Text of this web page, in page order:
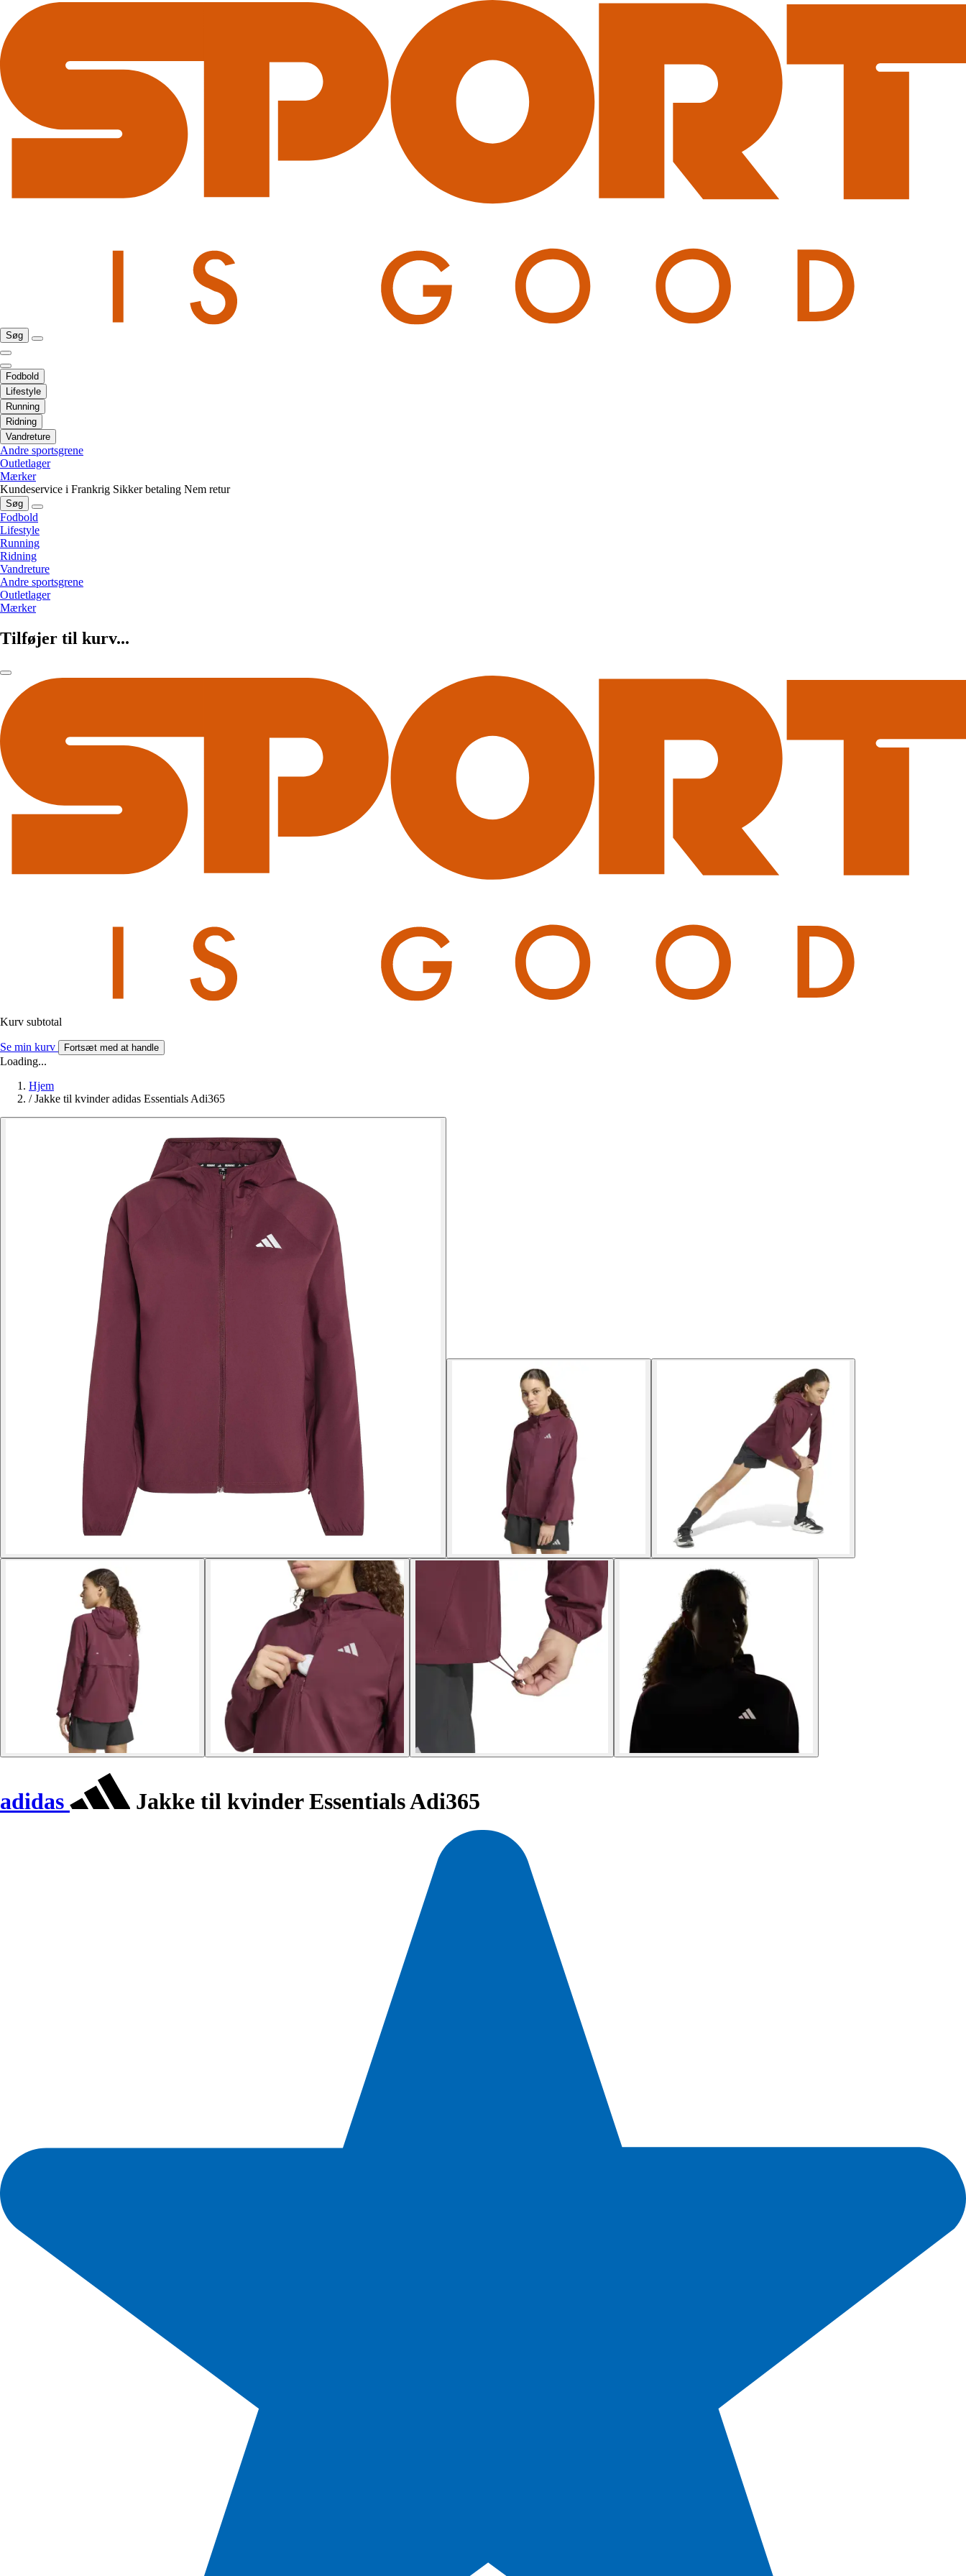
Søg
Fodbold
Lifestyle
Running
Ridning
Vandreture
Andre sportsgrene
Outletlager
Mærker
Kundeservice i Frankrig Sikker betaling Nem retur
Søg
Fodbold
Lifestyle
Running
Ridning
Vandreture
Andre sportsgrene
Outletlager
Mærker
Tilføjer til kurv...
Kurv subtotal
Se min kurv Fortsæt med at handle
Loading...
Hjem
/ Jakke til kvinder adidas Essentials Adi365
adidas Jakke til kvinder Essentials Adi365